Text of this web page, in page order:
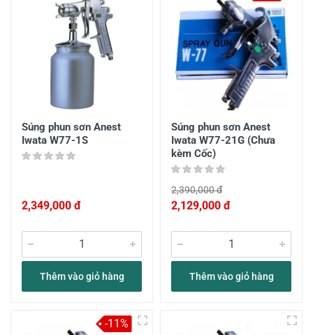
Súng phun sơn Anest
Iwata W77-1S
2,349,000 đ
Thêm vào giỏ hàng
Súng phun sơn Anest
Iwata W77-21G (Chưa
kèm Cốc)
2,390,000 đ
2,129,000 đ
Thêm vào giỏ hàng
-11%